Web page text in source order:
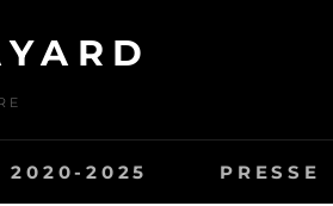
2020-2025 PRESSE